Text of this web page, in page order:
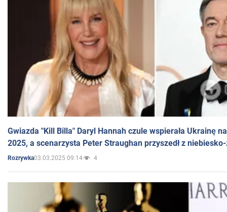
Gwiazda "Kill Billa" Daryl Hannah czule wspierała Ukrainę
2025, a scenarzysta Peter Straughan przyszedł z
Rozrywka03.03.2025 09:14 4